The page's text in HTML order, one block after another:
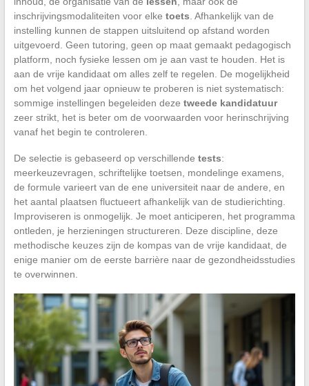
inschrijvingsmodaliteiten voor elke toets . Afhankelijk van de
instelling kunnen de stappen uitsluitend op afstand worden
uitgevoerd. Geen tutoring, geen op maat gemaakt pedagogisch
platform, noch fysieke lessen om je aan vast te houden. Het is
aan de vrije kandidaat om alles zelf te regelen. De mogelijkheid
om het volgend jaar opnieuw te proberen is niet systematisch:
sommige instellingen begeleiden deze tweede kandidatuur
zeer strikt, het is beter om de voorwaarden voor herinschrijving
vanaf het begin te controleren.
De selectie is gebaseerd op verschillende tests:
meerkeuzevragen, schriftelijke toetsen, mondelinge examens,
de formule varieert van de ene universiteit naar de andere, en
het aantal plaatsen fluctueert afhankelijk van de studierichting.
Improviseren is onmogelijk. Je moet anticiperen, het programma
ontleden, je herzieningen structureren. Deze discipline, deze
methodische keuzes zijn de kompas van de vrije kandidaat, de
enige manier om de eerste barrière naar de gezondheidsstudies
te overwinnen.